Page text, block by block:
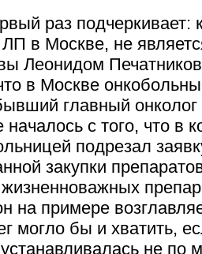
раз подчеркивает:
ЛП в Москве, не
Леонидом
в Москве
главный
началось с того, что в
подрезал
закупки
на примере
могло бы и хватить,
не по